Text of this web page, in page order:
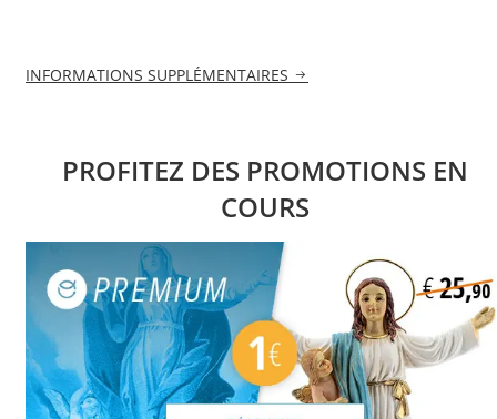
INFORMATIONS SUPPLÉMENTAIRES
PROFITEZ DES PROMOTIONS EN
COURS